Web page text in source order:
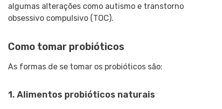
algumas alterações como autismo e transtorno
obsessivo compulsivo (TOC).
Como tomar probióticos
As formas de se tomar os probióticos são:
1. Alimentos probióticos naturais